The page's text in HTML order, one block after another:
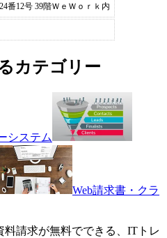
番12号 39階ＷｅＷｏｒｋ内
カテゴリー
システム
Web請求書・クラ
請求が無料でできる、ITトレ